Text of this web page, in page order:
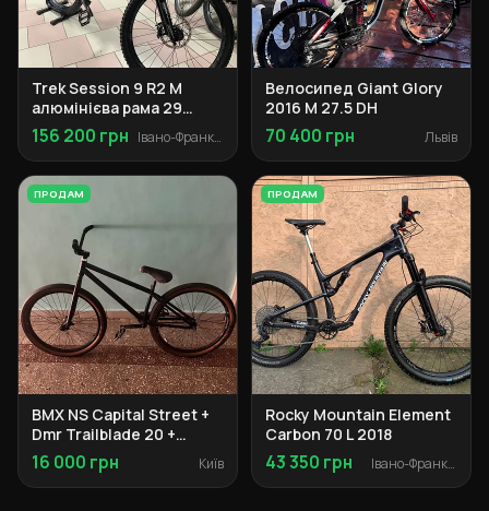
Trek Session 9 R2 M
алюмінієва рама 29
колеса
156 200 грн Івано-Франківськ
Велосипед Giant Glory
2016 M 27.5 DH
70 400 грн Львів
ПРОДАМ
BMX NS Capital Street +
Dmr Trailblade 20 +
компоненти
16 000 грн Київ
ПРОДАМ
Rocky Mountain Element
Carbon 70 L 2018
43 350 грн Івано-Франківськ